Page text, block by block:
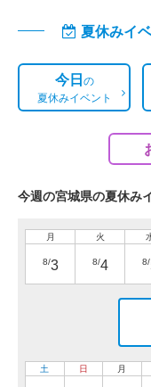
夏休みイ
今日の
夏休みイベント
今週の宮城県の夏休み
月
8/3
火
8/4 8/
土 日 月